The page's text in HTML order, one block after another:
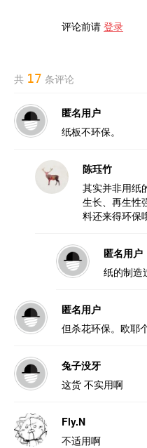
评论前请 登录
共 17 条评论
匿名用户
纸板不环保。
陈珏竹
其实并非用纸
生长、再生性
料还来得环保
匿名用户
纸的制造
匿名用户
但杀花环保。欧耶个
兔子没牙
这货 不实用啊
Fly.N
不适用啊